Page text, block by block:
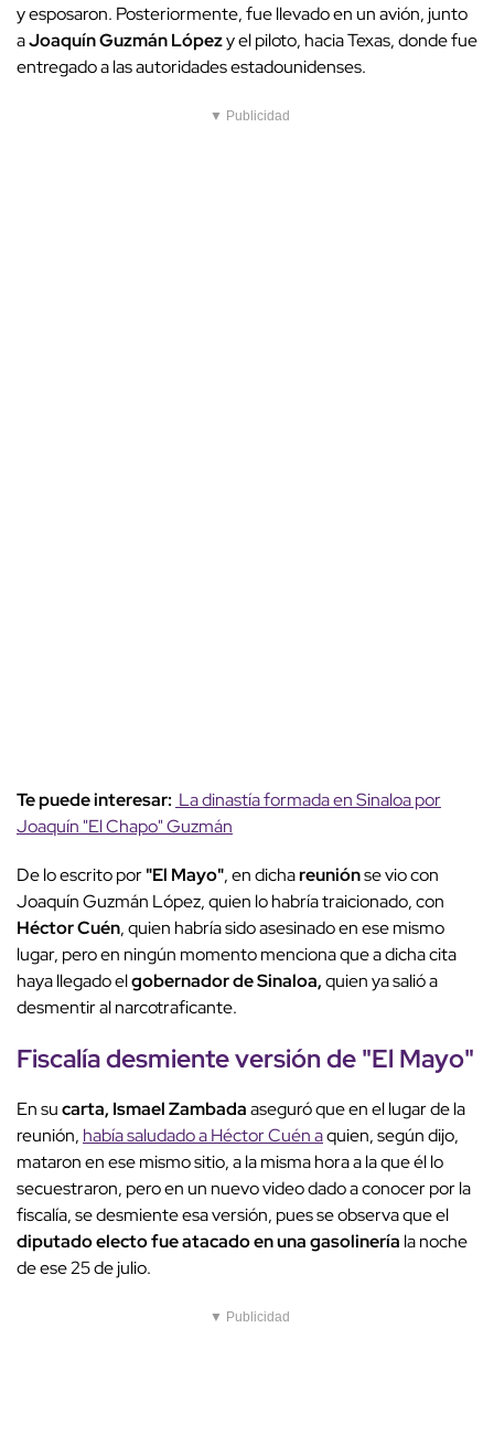
y esposaron. Posteriormente, fue llevado en un avión, junto
aJoaquín Guzmán Lópezy el piloto, hacia Texas, donde fue
entregado a las autoridades estadounidenses.
▼ Publicidad
Te puede interesar: La dinastía formada en Sinaloa por
Joaquín "El Chapo" Guzmán
De lo escrito por"El Mayo", en dichareuniónse vio con
Joaquín Guzmán López, quien lo habría traicionado, con
Héctor Cuén, quien habría sido asesinado en ese mismo
lugar, pero en ningún momento menciona que a dicha cita
haya llegado elgobernador de Sinaloa,quien ya salió a
desmentir al narcotraficante.
Fiscalía desmiente versión de "El Mayo"
En sucarta, Ismael Zambadaaseguró que en el lugar de la
reunión, había saludado a Héctor Cuén aquien, según dijo,
mataron en ese mismo sitio, a la misma hora a la que él lo
secuestraron, pero en un nuevo video dado a conocer por la
fiscalía, se desmiente esa versión, pues se observa que el
diputado electo fue atacado en una gasolinería la noche
de ese 25 de julio.
▼ Publicidad